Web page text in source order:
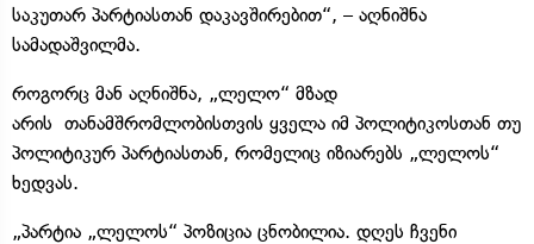
საკუთარ პარტიასთან დაკავშირებით“, – აღნიშნა
სამადაშვილმა.
როგორც მან აღნიშნა, „ლელო“ მზად
არის თანამშრომლობისთვის ყველა იმ პოლიტიკოსთან თუ
პოლიტიკურ პარტიასთან, რომელიც იზიარებს „ლელოს“
ხედვას.
„პარტია „ლელოს“ პოზიცია ცნობილია. დღეს ჩვენი